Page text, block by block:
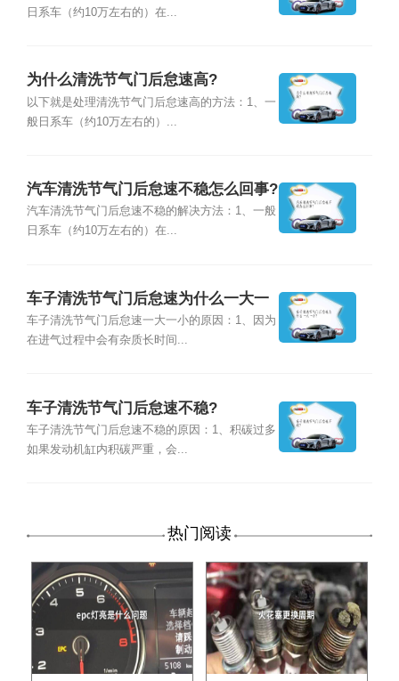
日系车（约10万左右的）在...
为什么清洗节气门后怠速高?
以下就是处理清洗节气门后怠速高的方法：1、一
般日系车（约10万左右的）...
汽车清洗节气门后怠速不稳怎么回事?
汽车清洗节气门后怠速不稳的解决方法：1、一般
日系车（约10万左右的）在...
车子清洗节气门后怠速为什么一大一
小?
车子清洗节气门后怠速一大一小的原因：1、因为
在进气过程中会有杂质长时间...
车子清洗节气门后怠速不稳?
车子清洗节气门后怠速不稳的原因：1、积碳过多
如果发动机缸内积碳严重，会...
热门阅读